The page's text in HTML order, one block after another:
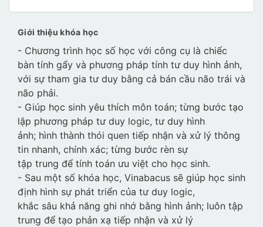
Giới thiệu khóa học
- Chương trình học số học với công cụ là chiếc
bàn tính gẩy và phương pháp tính tư duy hình ảnh,
với sự tham gia tư duy bằng cả bán cầu não trái và
não phải.
- Giúp học sinh yêu thích môn toán; từng bước tạo
lập phương pháp tư duy logic, tư duy hình
ảnh; hình thành thói quen tiếp nhận và xử lý thông
tin nhanh, chính xác; từng bước rèn sự
tập trung để tính toán ưu việt cho học sinh.
- Sau một số khóa học, Vinabacus sẽ giúp học sinh
định hình sự phát triển của tư duy logic,
khắc sâu khả năng ghi nhớ bằng hình ảnh; luôn tập
trung để tạo phản xạ tiếp nhận và xử lý